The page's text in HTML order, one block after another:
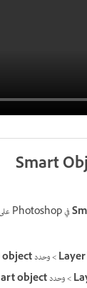
> وحدد
> وحددobject